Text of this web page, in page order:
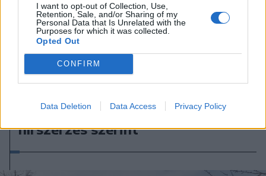
I want to opt-out of Collection, Use,
Retention, Sale, and/or Sharing of my
Personal Data that Is Unrelated with the
Purposes for which it was collected.
Opted Out
CONFIRM
Data Deletion Data Access Privacy Policy
2026. augusztus 08., szombat
megtámadására készül az amerikai
hírszerzés szerint